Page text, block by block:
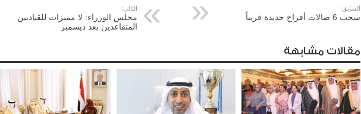
السابق:
سحب 6 صالات أفراح جديدة قريباً
التالي:
مجلس الوزراء: لا مميزات للقياديين
المتقاعدين بعد ديسمبر
مقالات مشابهة